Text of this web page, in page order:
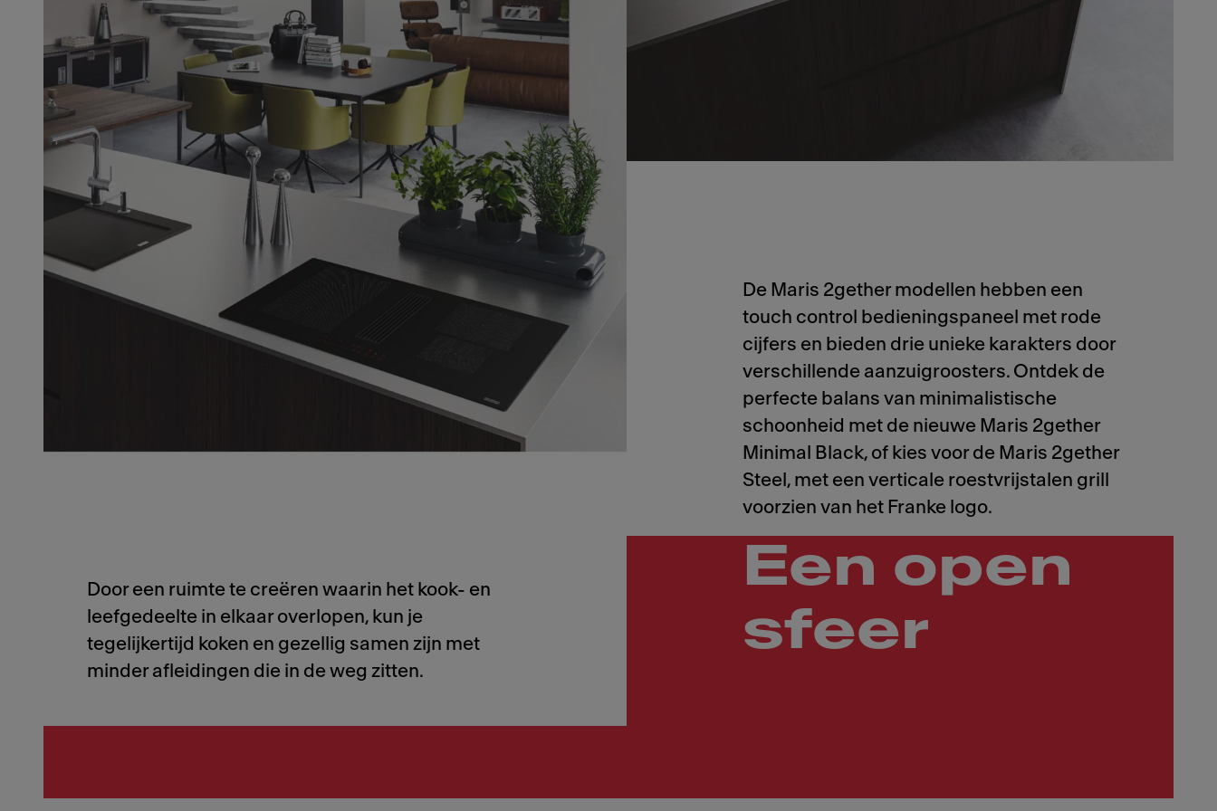
De Maris 2gether modellen hebben een
touch control bedieningspaneel met rode
cijfers en bieden drie unieke karakters door
verschillende aanzuigroosters. Ontdek de
perfecte balans van minimalistische
schoonheid met de nieuwe Maris 2gether
Minimal Black, of kies voor de Maris 2gether
Steel, met een verticale roestvrijstalen grill
voorzien van het Franke logo.
Door een ruimte te creëren waarin het kook- en
leefgedeelte in elkaar overlopen, kun je
tegelijkertijd koken en gezellig samen zijn met
minder afleidingen die in de weg zitten.
Een open
sfeer